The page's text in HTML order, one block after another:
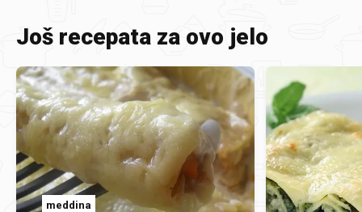
Još recepata za ovo jelo
meddina